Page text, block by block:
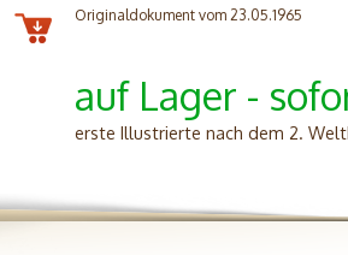
Originaldokument vom 23.05.1965
auf Lager -
erste Illustrierte nach dem 2.